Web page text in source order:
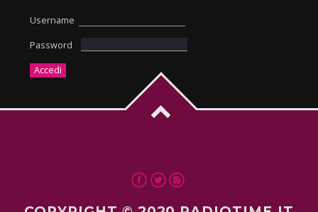
Username
Password